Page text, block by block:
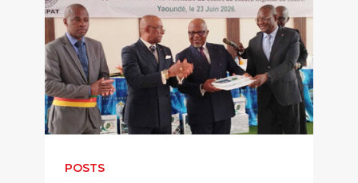
POSTS